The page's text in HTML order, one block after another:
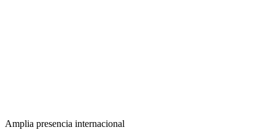
Amplia presencia internacional